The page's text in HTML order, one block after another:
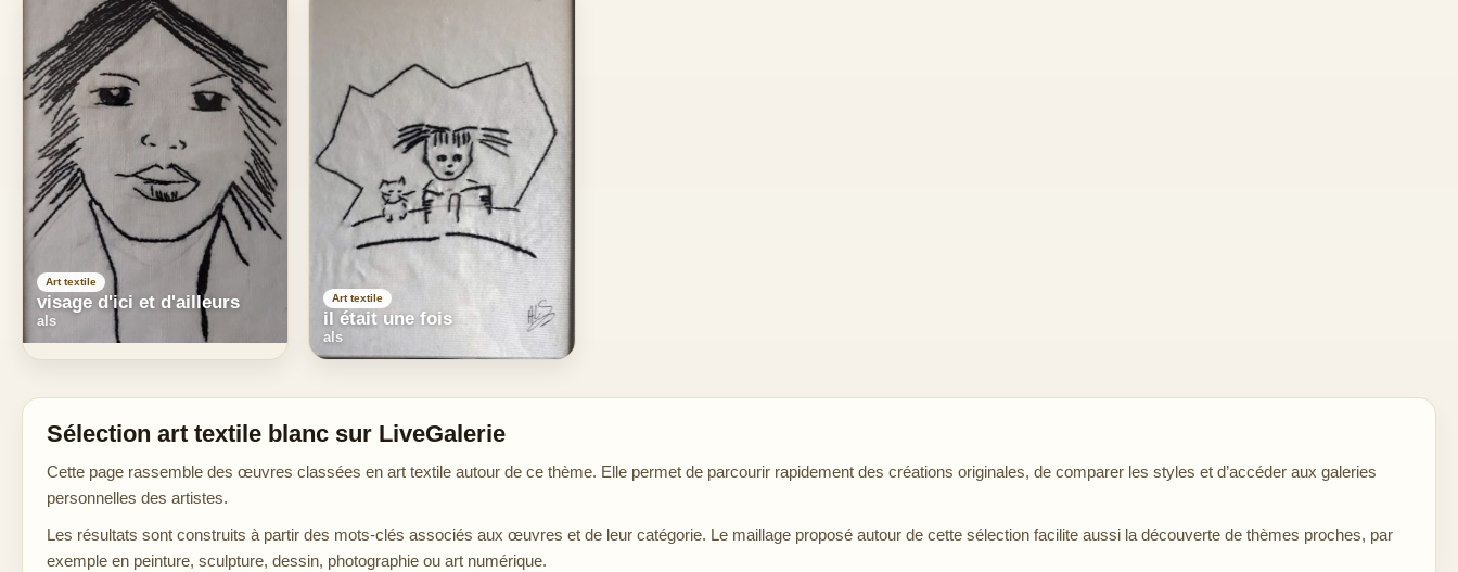
Art textile
visage d'ici et d'ailleurs
als
Art textile
il était une fois
als
Sélection art textile blanc sur LiveGalerie
Cette page rassemble des œuvres classées en art textile autour de ce thème. Elle permet de parcourir rapidement des créations originales, de comparer les styles et d’accéder aux galeries
personnelles des artistes.
Les résultats sont construits à partir des mots-clés associés aux œuvres et de leur catégorie. Le maillage proposé autour de cette sélection facilite aussi la découverte de thèmes proches, par
exemple en peinture, sculpture, dessin, photographie ou art numérique.